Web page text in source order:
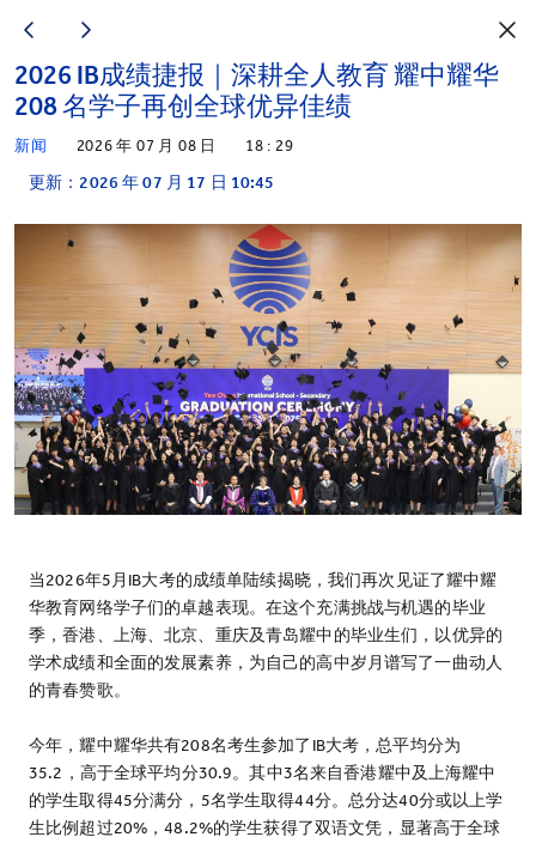
2026 IB成绩捷报｜深耕全人教育 耀中耀华
208 名学子再创全球优异佳绩
新闻 2026 年 07 月 08 日 18 : 29
更新：2026 年 07 月 17 日 10:45
当2026年5月IB大考的成绩单陆续揭晓，我们再次见证了耀中耀
华教育网络学子们的卓越表现。在这个充满挑战与机遇的毕业
季，香港、上海、北京、重庆及青岛耀中的毕业生们，以优异的
学术成绩和全面的发展素养，为自己的高中岁月谱写了一曲动人
的青春赞歌。
今年，耀中耀华共有208名考生参加了IB大考，总平均分为
35.2，高于全球平均分30.9。其中3名来自香港耀中及上海耀中
的学生取得45分满分，5名学生取得44分。总分达40分或以上学
生比例超过20%，48.2%的学生获得了双语文凭，显著高于全球